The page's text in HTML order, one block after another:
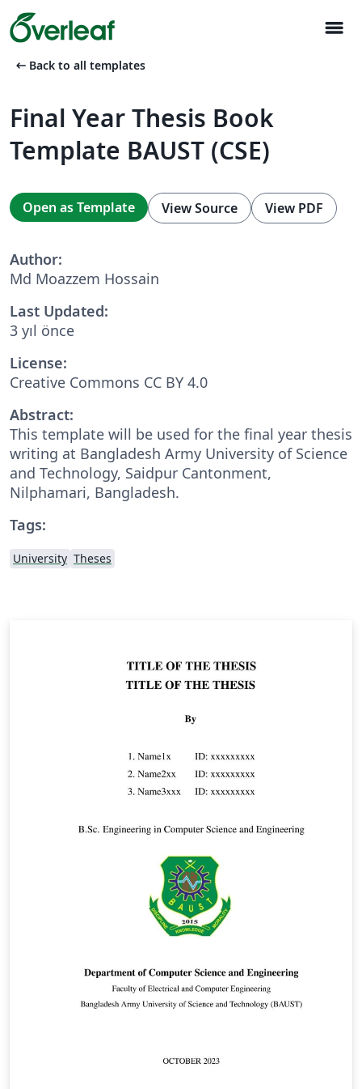
menu
arrow_left_alt Back to all templates
Final Year Thesis Book
Template BAUST (CSE)
Open as Template View Source View PDF
Author:
Md Moazzem Hossain
Last Updated:
3 yıl önce
License:
Creative Commons CC BY 4.0
Abstract:
This template will be used for the final year thesis
writing at Bangladesh Army University of Science
and Technology, Saidpur Cantonment,
Nilphamari, Bangladesh.
Tags:
University Theses